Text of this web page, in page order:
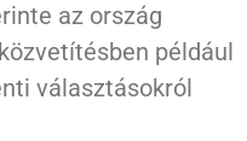
az ország
például
választásokról